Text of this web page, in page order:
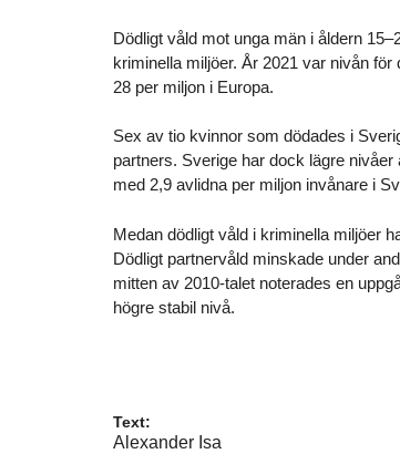
Dödligt våld mot unga män i åldern
kriminella miljöer. År 2021 var nivån
28 per miljon i Europa.
Sex av tio kvinnor som dödades i
partners. Sverige har dock lägre
med 2,9 avlidna per miljon invånare i
Medan dödligt våld i kriminella miljöer
Dödligt partnervåld minskade under
mitten av 2010-talet noterades en
högre stabil nivå.
Text:
Alexander Isa